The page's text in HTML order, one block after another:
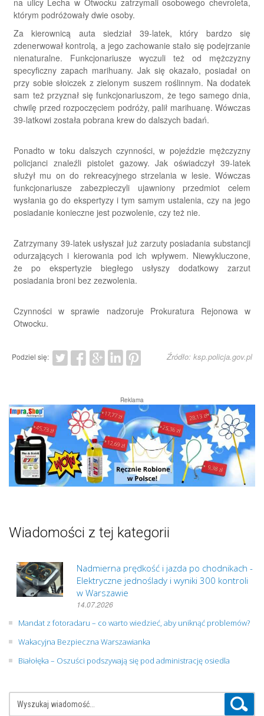
którym podróżowały dwie osoby.
Za kierownicą auta siedział 39-latek, który bardzo się
zdenerwował kontrolą, a jego zachowanie stało się podejrzanie
nienaturalne. Funkcjonariusze wyczuli też od mężczyzny
specyficzny zapach marihuany. Jak się okazało, posiadał on
przy sobie słoiczek z zielonym suszem roślinnym. Na dodatek
sam też przyznał się funkcjonariuszom, że tego samego dnia,
chwilę przed rozpoczęciem podróży, palił marihuanę. Wówczas
39-latkowi została pobrana krew do dalszych badań.
Ponadto w toku dalszych czynności, w pojeździe mężczyzny
policjanci znaleźli pistolet gazowy. Jak oświadczył 39-latek
służył mu on do rekreacyjnego strzelania w lesie. Wówczas
funkcjonariusze zabezpieczyli ujawniony przedmiot celem
wysłania go do ekspertyzy i tym samym ustalenia, czy na jego
posiadanie konieczne jest pozwolenie, czy też nie.
Zatrzymany 39-latek usłyszał już zarzuty posiadania substancji
odurzających i kierowania pod ich wpływem. Niewykluczone,
że po ekspertyzie biegłego usłyszy dodatkowy zarzut
posiadania broni bez zezwolenia.
Czynności w sprawie nadzoruje Prokuratura Rejonowa w
Otwocku.
Podziel się: Źródło: ksp.policja.gov.pl
Reklama
Wiadomości z tej kategorii
Nadmierna prędkość i jazda po chodnikach -
Elektryczne jednoślady i wyniki 300 kontroli
w Warszawie
14.07.2026
Mandat z fotoradaru – co warto wiedzieć, aby uniknąć problemów?
Wakacyjna Bezpieczna Warszawianka
Białołęka – Oszuści podszywają się pod administrację osiedla